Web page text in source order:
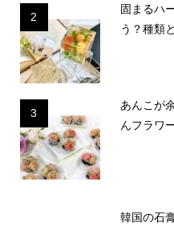
2
固まるハ
う？種類
3
あんこが
んフラワ
韓国の石